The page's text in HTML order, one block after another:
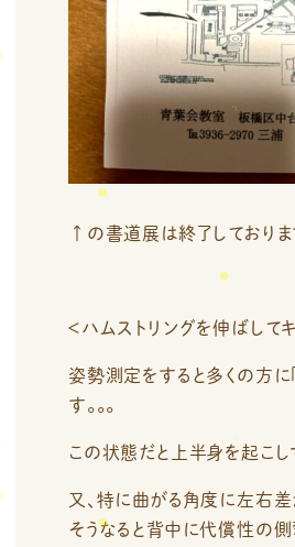
↑の書道展は終了しておりま
＜ハムストリングを伸ばして
姿勢測定をすると多くの方
す。。。
この状態だと上半身を起こ
又、特に曲がる角度に左右
そうなると背中に代償性の側